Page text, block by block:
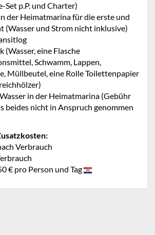
Set p.P. und Charter)
der Heimatmarina für die erste und
(Wasser und Strom nicht inklusive)
(Wasser, eine Flasche
Schwamm, Lappen,
Müllbeutel, eine Rolle Toilettenpapier
in der Heimatmarina (Gebühr
beides nicht in Anspruch genommen
Verbrauch
€ pro Person und Tag